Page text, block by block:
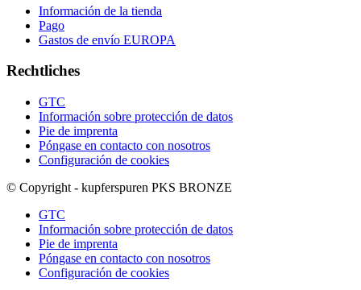
Información de la tienda
Pago
Gastos de envío EUROPA
Rechtliches
GTC
Información sobre protección de datos
Pie de imprenta
Póngase en contacto con nosotros
Configuración de cookies
© Copyright - kupferspuren PKS BRONZE
GTC
Información sobre protección de datos
Pie de imprenta
Póngase en contacto con nosotros
Configuración de cookies